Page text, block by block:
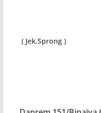
( Jek,Sprong )